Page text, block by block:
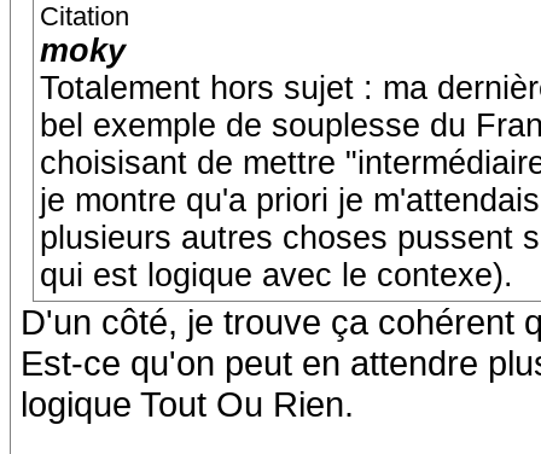
Citation
moky
Totalement hors sujet : ma
bel exemple de souplesse du
choisisant de mettre
je montre qu'a priori je
plusieurs autres choses pussent
qui est logique avec le contexe).
D'un côté, je trouve ça cohérent
Est-ce qu'on peut en attendre
logique Tout Ou Rien.